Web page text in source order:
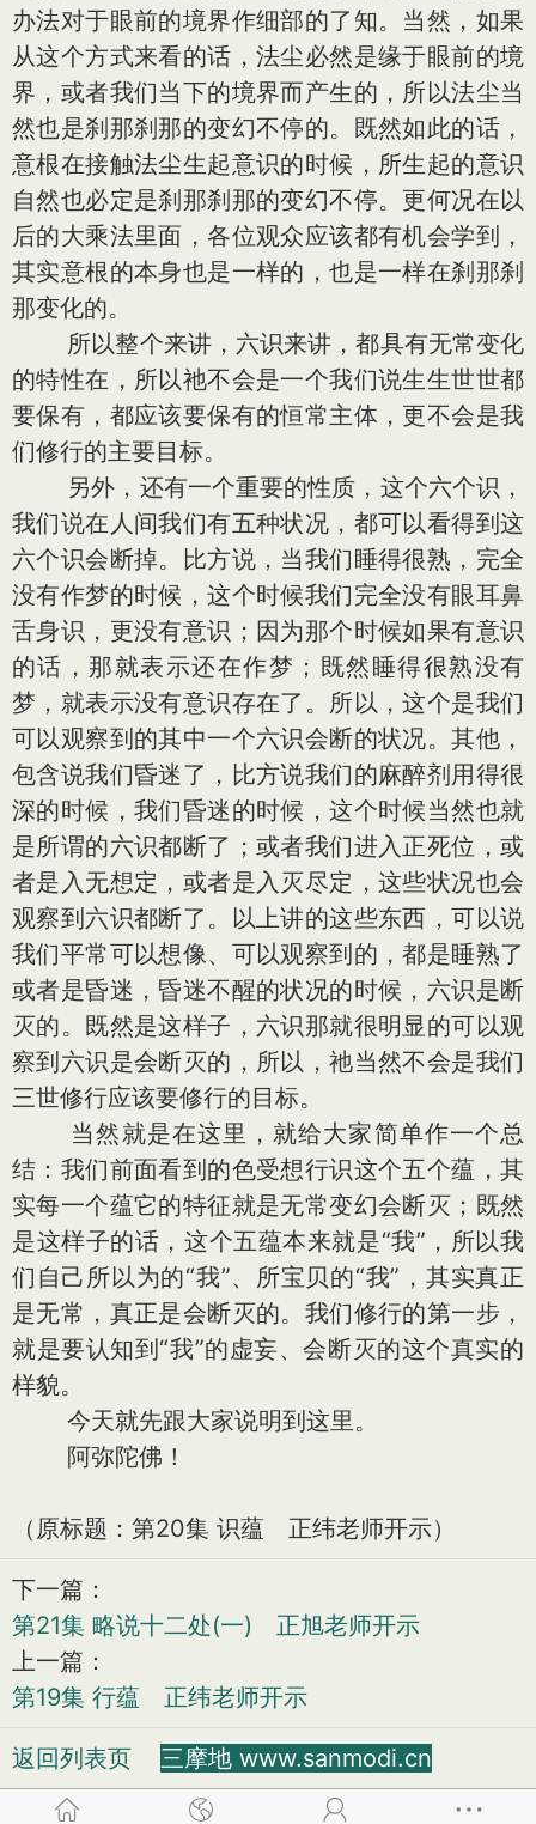
办法对于眼前的境界作细部的了知。当然，如果
从这个方式来看的话，法尘必然是缘于眼前的境
界，或者我们当下的境界而产生的，所以法尘当
然也是刹那刹那的变幻不停的。既然如此的话，
意根在接触法尘生起意识的时候，所生起的意识
自然也必定是刹那刹那的变幻不停。更何况在以
后的大乘法里面，各位观众应该都有机会学到，
其实意根的本身也是一样的，也是一样在刹那刹
那变化的。
所以整个来讲，六识来讲，都具有无常变化
的特性在，所以祂不会是一个我们说生生世世都
要保有，都应该要保有的恒常主体，更不会是我
们修行的主要目标。
另外，还有一个重要的性质，这个六个识，
我们说在人间我们有五种状况，都可以看得到这
六个识会断掉。比方说，当我们睡得很熟，完全
没有作梦的时候，这个时候我们完全没有眼耳鼻
舌身识，更没有意识；因为那个时候如果有意识
的话，那就表示还在作梦；既然睡得很熟没有
梦，就表示没有意识存在了。所以，这个是我们
可以观察到的其中一个六识会断的状况。其他，
包含说我们昏迷了，比方说我们的麻醉剂用得很
深的时候，我们昏迷的时候，这个时候当然也就
是所谓的六识都断了；或者我们进入正死位，或
者是入无想定，或者是入灭尽定，这些状况也会
观察到六识都断了。以上讲的这些东西，可以说
我们平常可以想像、可以观察到的，都是睡熟了
或者是昏迷，昏迷不醒的状况的时候，六识是断
灭的。既然是这样子，六识那就很明显的可以观
察到六识是会断灭的，所以，祂当然不会是我们
三世修行应该要修行的目标。
当然就是在这里，就给大家简单作一个总
结：我们前面看到的色受想行识这个五个蕴，其
实每一个蕴它的特征就是无常变幻会断灭；既然
是这样子的话，这个五蕴本来就是“我”，所以我
们自己所以为的“我”、所宝贝的“我”，其实真正
是无常，真正是会断灭的。我们修行的第一步，
就是要认知到“我”的虚妄、会断灭的这个真实的
样貌。
今天就先跟大家说明到这里。
阿弥陀佛！
（原标题：第20集 识蕴 正纬老师开示）
下一篇：
第21集 略说十二处(一) 正旭老师开示
上一篇：
第19集 行蕴 正纬老师开示
返回列表页 三摩地 www.sanmodi.cn